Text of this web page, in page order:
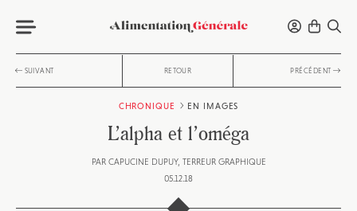
SUIVANT RETOUR PRÉCÉDENT
CHRONIQUE EN IMAGES
L’alpha et l’oméga
PAR CAPUCINE DUPUY TERREUR GRAPHIQUE
05.12.18